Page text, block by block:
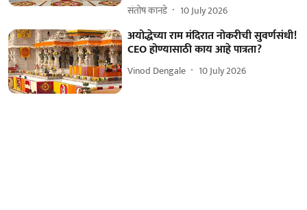
संतोष कानडे 10 July 2026
अयोद्धेच्या राम मंदिरात नोकरीची सुवर्णसंधी!
CEO होण्यासाठी काय आहे पात्रता?
Vinod Dengale 10 July 2026